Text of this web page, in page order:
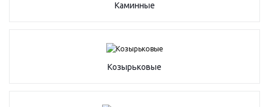
Каминные
Козырьковые